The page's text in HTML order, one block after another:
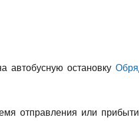
автобусную остановку
отправления или